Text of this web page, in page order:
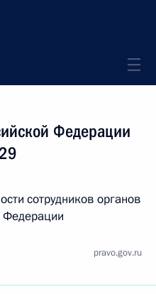
Федерации
сотрудников органов
Федерации
pravo.gov.ru